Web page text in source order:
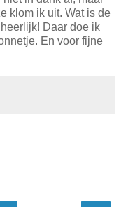
klom ik uit. Wat is de
Daar doe ik
En voor fijne